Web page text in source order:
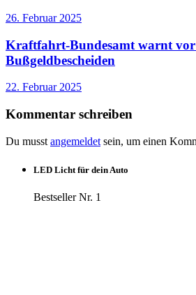
26. Februar 2025
Kraftfahrt-Bundesamt warnt vor
Bußgeldbescheiden
22. Februar 2025
Kommentar schreiben
Du musst angemeldet sein, um einen
LED Licht für dein Auto
Bestseller Nr. 1